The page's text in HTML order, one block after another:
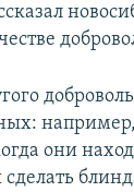
они
сделать